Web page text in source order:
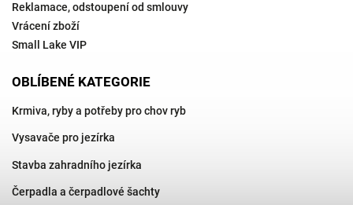
Reklamace, odstoupení od smlouvy
Vrácení zboží
Small Lake VIP
OBLÍBENÉ KATEGORIE
Krmiva, ryby a potřeby pro chov ryb
Vysavače pro jezírka
Stavba zahradního jezírka
Čerpadla a čerpadlové šachty